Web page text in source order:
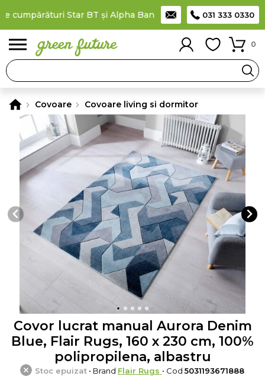
Star BT și Alpha Bank Plătești în rateprin
031 333 0330
0
Covoare Covoare living si dormitor
Covor lucrat manual Aurora Denim
Blue, Flair Rugs, 160 x 230 cm, 100%
polipropilena, albastru
Stoc epuizat • Brand Flair Rugs • Cod5031193671888